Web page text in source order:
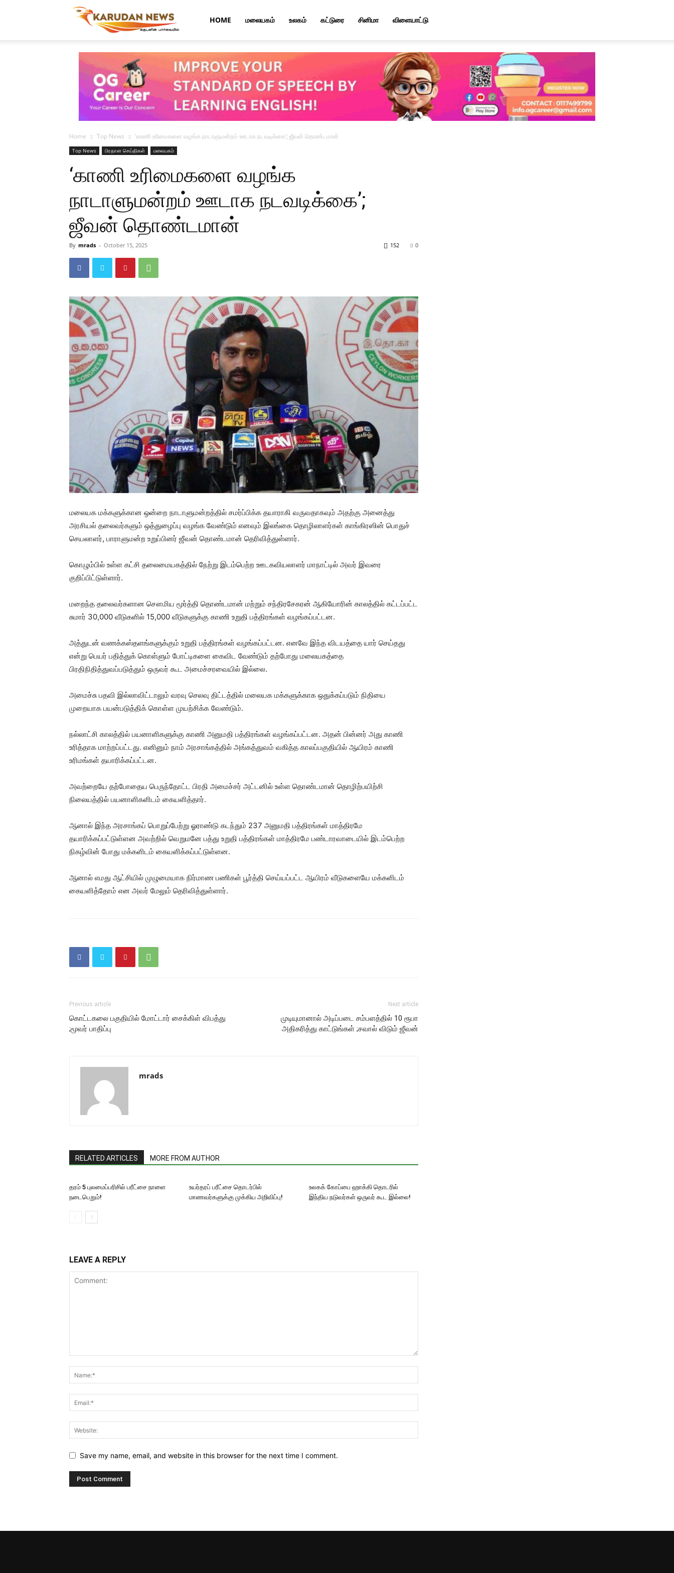
Karudan
News
HOME மலையகம் உலகம் கட்டுரை சினிமா விளையாட்டு
Home Top News ‘காணி உரிமைகளை வழங்க நாடாளுமன்றம் ஊடாக நடவடிக்கை’; ஜீவன் தொண்டமான்
Top News பிரதான செய்திகள் மலையகம்
‘காணி உரிமைகளை வழங்க
நாடாளுமன்றம் ஊடாக நடவடிக்கை’;
ஜீவன் தொண்டமான்
By mrads - October 15, 2025 0
152
மலையக மக்களுக்கான ஒன்றை நாடாளுமன்றத்தில் சமர்ப்பிக்க தயாராகி வருவதாகவும் அதற்கு அனைத்து
அரசியல் தலைவர்களும் ஒத்துழைப்பு வழங்க வேண்டும் எனவும் இலங்கை தொழிலாளர்கள் காங்கிரஸின் பொதுச்
செயலாளர், பாராளுமன்ற உறுப்பினர் ஜீவன் தொண்டமான் தெரிவித்துள்ளார்.
கொழும்பில் உள்ள கட்சி தலைமையகத்தில் நேற்று இடம்பெற்ற ஊடகவியலாளர் மாநாட்டில் அவர் இவரை
குறிப்பிட்டுள்ளார்.
மறைந்த தலைவர்களான சௌமிய மூர்த்தி தொண்டமான் மற்றும் சந்திரசேகரன் ஆகியோரின் காலத்தில் கட்டப்பட்ட
சுமார் 30,000 வீடுகளில் 15,000 வீடுகளுக்கு காணி உறுதி பத்திரங்கள் வழங்கப்பட்டன.
அத்துடன் வணக்கஸ்தளங்களுக்கும் உறுதி பத்திரங்கள் வழங்கப்பட்டன. எனவே இந்த விடயத்தை யார் செய்தது
என்று பெயர் பதித்துக் கொள்ளும் போட்டிகளை கைவிட வேண்டும் தற்போது மலையகத்தை
பிரதிநிதித்துவப்படுத்தும் ஒருவர் கூட அமைச்சரவையில் இல்லை.
அமைச்சு பதவி இல்லாவிட்டாலும் வரவு செலவு திட்டத்தில் மலையக மக்களுக்காக ஒதுக்கப்படும் நிதியை
முறையாக பயன்படுத்திக் கொள்ள முயற்சிக்க வேண்டும்.
நல்லாட்சி காலத்தில் பயனாளிகளுக்கு காணி அனுமதி பத்திரங்கள் வழங்கப்பட்டன. அதன் பின்னர் அது காணி
உரித்தாக மாற்றப்பட்டது. எனினும் நாம் அரசாங்கத்தில் அங்கத்துவம் வகித்த காலப்பகுதியில் ஆயிரம் காணி
உரிமங்கள் தயாரிக்கப்பட்டன.
அவற்றையே தற்போதைய பெருந்தோட்ட பிரதி அமைச்சர் அட்டனில் உள்ள தொண்டமான் தொழிற்பயிற்சி
நிலையத்தில் பயனாளிகளிடம் கையளித்தார்.
ஆனால் இந்த அரசாங்கப் பொறுப்பேற்று ஓராண்டு கடந்தும் 237 அனுமதி பத்திரங்கள் மாத்திரமே
தயாரிக்கப்பட்டுள்ளன அவற்றில் வெறுமனே பத்து உறுதி பத்திரங்கள் மாத்திரமே பண்டாரவாடையில் இடம்பெற்ற
நிகழ்வின் போது மக்களிடம் கையளிக்கப்பட்டுள்ளன.
ஆனால் எமது ஆட்சியில் முழுமையாக நிர்மாண பணிகள் பூர்த்தி செய்யப்பட்ட ஆயிரம் வீடுகளையே மக்களிடம்
கையளித்தோம் என அவர் மேலும் தெரிவித்துள்ளார்.
Previous article
கொட்டகலை பகுதியில் மோட்டார் சைக்கிள் விபத்து
;மூவர் பாதிப்பு
Next article
முடியுமானால் அடிப்படை சம்பளத்தில் 10 ரூபா
அதிகரித்து காட்டுங்கள் ;சவால் விடும் ஜீவன்
mrads
RELATED ARTICLES MORE FROM AUTHOR
தரம் 5 புலமைப்பரிசில் பரீட்சை நாளை
நடைபெறும்!
உயர்தரப் பரீட்சை தொடர்பில்
மாணவர்களுக்கு முக்கிய அறிவிப்பு!
உலகக் கோப்பை ஹாக்கி தொடரில்
இந்திய நடுவர்கள் ஒருவர் கூட இல்லை!
LEAVE A REPLY
Save my name, email, and website in this browser for the next time I comment.